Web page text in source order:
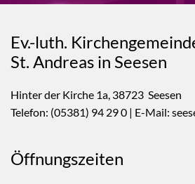
Ev.-luth.
St. Andreas in Seesen
Hinter der Kirche 1a, 38723 Seesen
Telefon: (05381) 94 29 0 | E-Mail:
Öffnungszeiten